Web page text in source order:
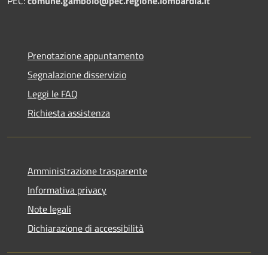
Prenotazione appuntamento
Segnalazione disservizio
Leggi le FAQ
Richiesta assistenza
Amministrazione trasparente
Informativa privacy
Note legali
Dichiarazione di accessibilità